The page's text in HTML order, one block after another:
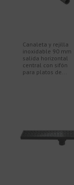
Canaleta y rejilla
inoxidable 90 mm
salida horizontal
central con sifón
para platos de...